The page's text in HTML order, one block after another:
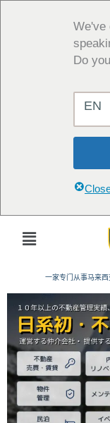
We've
Do
EN
主
一家专门从事马来西